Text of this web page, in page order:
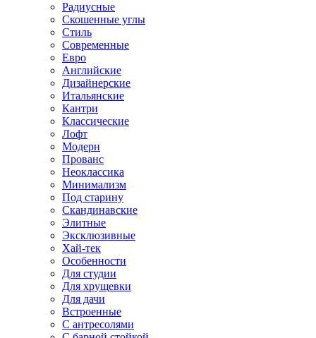
Радиусные
Скошенные углы
Стиль
Современные
Евро
Английские
Дизайнерские
Итальянские
Кантри
Классические
Лофт
Модерн
Прованс
Неоклассика
Минимализм
Под старину
Скандинавские
Элитные
Эксклюзивные
Хай-тек
Особенности
Для студии
Для хрущевки
Для дачи
Встроенные
С антресолями